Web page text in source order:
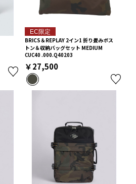
EC限定
BRICS＆REPLAY 2イン1 折り畳みボス
トン＆収納バッグセット MEDIUM
CUC40 .000.Q40203
￥27,500